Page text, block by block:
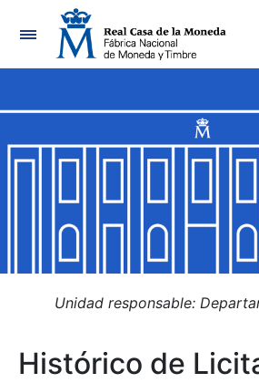
Navegación
Mostrar/Ocultar
Mostrar/Ocultar
Mostrar/Ocultar
Mostrar/Ocultar
Unidad responsable:
Histórico de